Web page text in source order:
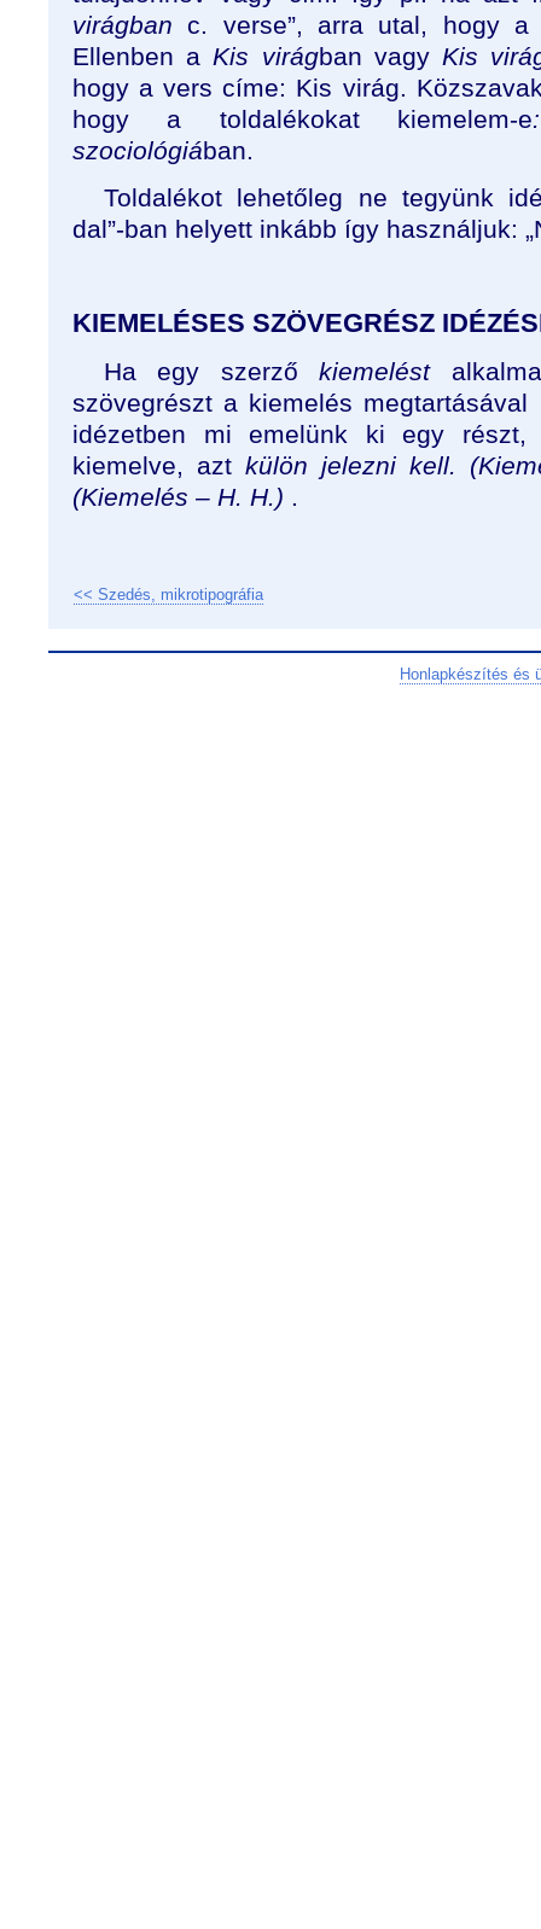
virágban c. verse”, arra utal, hogy
Ellenben a Kis virágban vagy Kis
hogy a vers címe: Kis virág.
hogy a toldalékokat kiemelem-e
szociológiában.
Toldalékot lehetőleg ne tegyünk
dal”-ban helyett inkább így használjuk:
KIEMELÉSES SZÖVEGRÉSZ
Ha egy szerző kiemelést
szövegrészt a kiemelés
idézetben mi emelünk ki egy
kiemelve, azt külön jelezni kell.
(Kiemelés – H. H.) .
<< Szedés, mikrotipográfia
Honlapkészítés és